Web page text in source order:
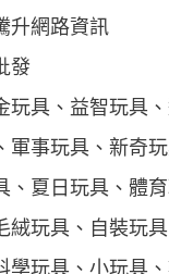
升網路資訊
發
玩具、益智玩具
軍事玩具、新奇
、夏日玩具、體
絨玩具、自裝玩
學玩具、小玩具